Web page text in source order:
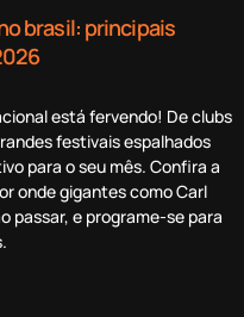
brasil: principais
está fervendo! De clubs
festivais espalhados
para o seu mês. Confira a
onde gigantes como Carl
passar, e programe-se para